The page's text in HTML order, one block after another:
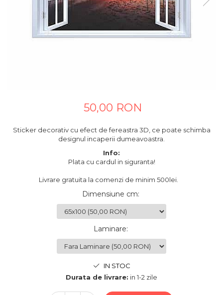
Tablouri canvas personalizate
50,00 RON
Sticker decorativ cu efect de fereastra 3D, ce poate schimba
designul incaperii dumeavoastra.
Info:
Plata cu cardul in siguranta!
Livrare gratuita la comenzi de minim 500lei.
Dimensiune cm:
Laminare:
IN STOC
Durata de livrare: in 1-2 zile